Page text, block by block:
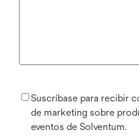
Suscríbase para recibir
de marketing sobre
eventos de Solventum.